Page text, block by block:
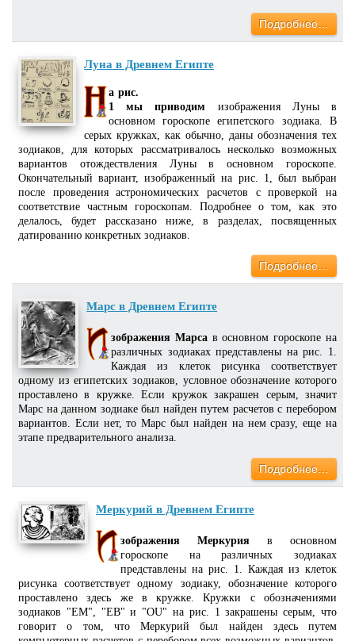
Подробнее…
Луна в Древнем Египте
а рис.
1 мы приводим изображения Луны в
основном гороскопе египетского зодиака. В
серых кружках, как обычно, даны обозначения тех
зодиаков, для которых рассматривалось несколько возможных
вариантов отождествления Луны в основном гороскопе.
Окончательный вариант, изображенный на рис. 1, был выбран
после проведения астрономических расчетов с проверкой на
соответствие частным гороскопам. Подробнее о том, как это
делалось, будет рассказано ниже, в разделах, посвященных
датированию конкретных зодиаков.
Подробнее…
Марс в Древнем Египте
зображения Марсав основном гороскопе на
различных зодиаках представлены на рис. 1.
Каждая из клеток рисунка соответствует
одному из египетских зодиаков, условное обозначение которого
проставлено в кружке. Если кружок закрашен серым, значит
Марс на данном зодиаке был найден путем расчетов с перебором
вариантов. Если нет, то Марс был найден на нем сразу, еще на
этапе предварительного анализа.
Подробнее…
Меркурий в Древнем Египте
зображения Меркурия в основном
гороскопе на различных зодиаках
представлены на рис. 1. Каждая из клеток
рисунка соответствует одному зодиаку, обозначение которого
проставлено здесь же в кружке. Кружки с обозначениями
зодиаков "EM", "EB" и "OU" на рис. 1 закрашены серым, что
говорит о том, что Меркурий был найден здесь путем